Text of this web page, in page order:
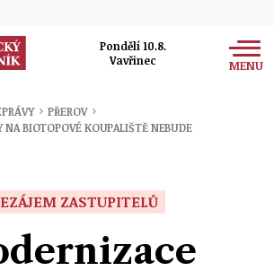
Pondělí 10.8.
Vavřinec
MENU
› PŘEROV ›
NA BIOTOPOVÉ KOUPALIŠTĚ NEBUDE
ZASTUPITELŮ